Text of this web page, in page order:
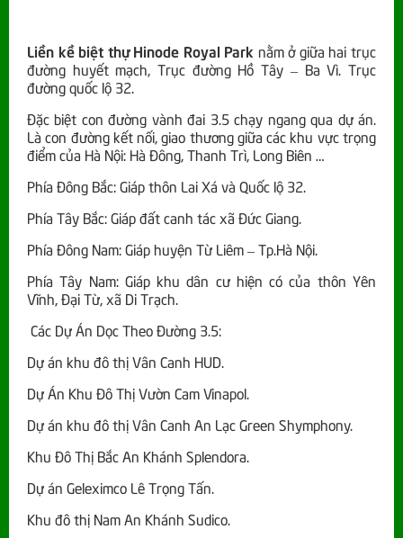
Liền kề biệt thự Hinode Royal Park nằm ở giữa hai trục
đường huyết mạch, Trục đường Hồ Tây – Ba Vì. Trục
đường quốc lộ 32.
Đặc biệt con đường vành đai 3.5 chạy ngang qua dự án.
Là con đường kết nối, giao thương giữa các khu vực trọng
điểm của Hà Nội: Hà Đông, Thanh Trì, Long Biên …
Phía Đông Bắc: Giáp thôn Lai Xá và Quốc lộ 32.
Phía Tây Bắc: Giáp đất canh tác xã Đức Giang.
Phía Đông Nam: Giáp huyện Từ Liêm – Tp.Hà Nội.
Phía Tây Nam: Giáp khu dân cư hiện có của thôn Yên
Vĩnh, Đại Từ, xã Di Trạch.
Các Dự Án Dọc Theo Đường 3.5:
Dự án khu đô thị Vân Canh HUD.
Dự Án Khu Đô Thị Vườn Cam Vinapol.
Dự án khu đô thị Vân Canh An Lạc Green Shymphony.
Khu Đô Thị Bắc An Khánh Splendora.
Dự án Geleximco Lê Trọng Tấn.
Khu đô thị Nam An Khánh Sudico.